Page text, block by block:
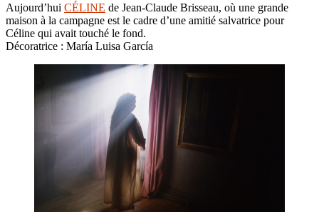
Aujourd’hui CÉLINE de Jean-Claude Brisseau, où une grande
maison à la campagne est le cadre d’une amitié salvatrice pour
Céline qui avait touché le fond.
Décoratrice : María Luisa García